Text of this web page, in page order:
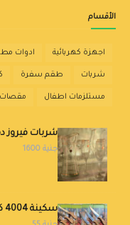
الأقسام
اجهزة كهربائية ادوات
شربات طقم سفرة
مستلزمات اطفال مقصات
شربات فيروز
جنية 1600
سكينة 4004 كود 1244